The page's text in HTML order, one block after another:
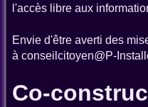
l'accès libre aux
Envie d'être averti des
à conseilcitoyen@P-
Co-